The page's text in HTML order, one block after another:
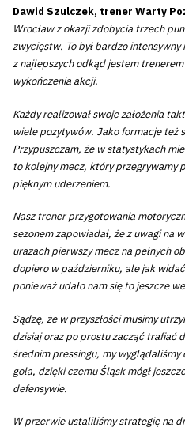
Dawid Szulczek, trener Warty
Wrocław z okazji zdobycia trzech
zwycięstw. To był bardzo
z najlepszych odkąd jestem
wykończenia akcji.
Każdy realizował swoje założenia
wiele pozytywów. Jako formacje też
Przypuszczam, że w statystykach
to kolejny mecz, który przegrywamy
pięknym uderzeniem.
Nasz trener przygotowania
sezonem zapowiadał, że z uwagi na
urazach pierwszy mecz na pełnych
dopiero w październiku, ale jak
ponieważ udało nam się to jeszcze
Sądzę, że w przyszłości musimy
dzisiaj oraz po prostu zacząć trafiać
średnim pressingu, my
gola, dzięki czemu Śląsk mógł
defensywie.
W przerwie ustaliliśmy strategię na